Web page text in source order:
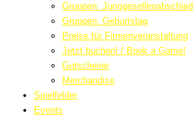
Gruppen: Junggesellenabschied
Gruppen: Geburtstag
Preise für Firmenveranstaltung
Jetzt buchen! / Book a Game!
Gutscheine
Merchandise
Spielfelder
Events